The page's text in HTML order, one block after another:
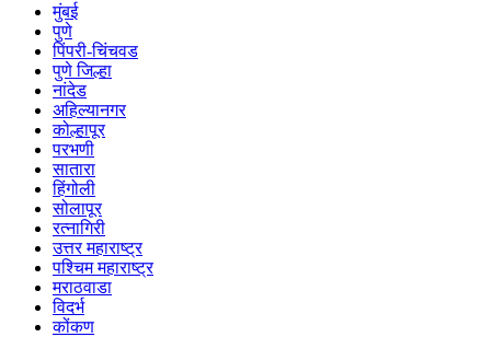
मुंबई
पुणे
पिंपरी-चिंचवड
पुणे जिल्हा
नांदेड
अहिल्यानगर
कोल्हापूर
परभणी
सातारा
हिंगोली
सोलापूर
रत्नागिरी
उत्तर महाराष्ट्र
पश्चिम महाराष्ट्र
मराठवाडा
विदर्भ
कोंकण